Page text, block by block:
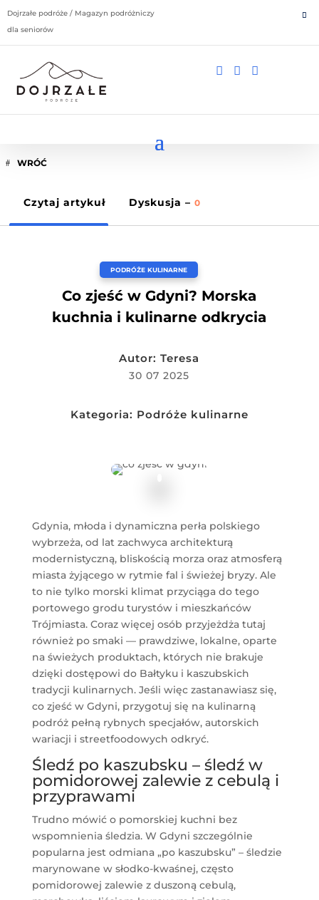
Dojrzałe podróże / Magazyn podróżniczy
dla seniorów
  
WRÓĆ
Czytaj artykuł Dyskusja – 0
PODRÓŻE KULINARNE
Co zjeść w Gdyni? Morska
kuchnia i kulinarne odkrycia
Autor:Teresa
30 07 2025
Kategoria: Podróże kulinarne
Gdynia, młoda i dynamiczna perła polskiego
wybrzeża, od lat zachwyca architekturą
modernistyczną, bliskością morza oraz atmosferą
miasta żyjącego w rytmie fal i świeżej bryzy. Ale
to nie tylko morski klimat przyciąga do tego
portowego grodu turystów i mieszkańców
Trójmiasta. Coraz więcej osób przyjeżdża tutaj
również po smaki — prawdziwe, lokalne, oparte
na świeżych produktach, których nie brakuje
dzięki dostępowi do Bałtyku i kaszubskich
tradycji kulinarnych. Jeśli więc zastanawiasz się,
co zjeść w Gdyni, przygotuj się na kulinarną
podróż pełną rybnych specjałów, autorskich
wariacji i streetfoodowych odkryć.
Śledź po kaszubsku – śledź w
pomidorowej zalewie z cebulą i
przyprawami
Trudno mówić o pomorskiej kuchni bez
wspomnienia śledzia. W Gdyni szczególnie
popularna jest odmiana „po kaszubsku” – śledzie
marynowane w słodko-kwaśnej, często
pomidorowej zalewie z duszoną cebulą,